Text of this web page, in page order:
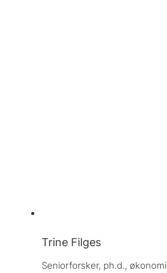
Trine Filges
Seniorforsker, ph.d., økonomi